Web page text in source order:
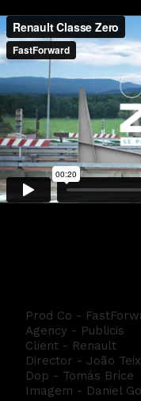
Prod Co -
Agency - Publicis
Client - Renault
Director - João
Dop - Tomás Brice
Imagem - Daniel